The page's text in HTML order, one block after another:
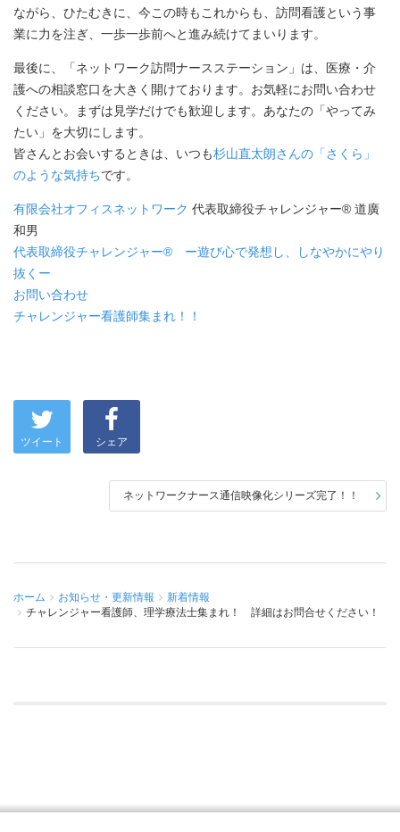
ながら、ひたむきに、今この時もこれからも、訪問看護という事
業に力を注ぎ、一歩一歩前へと進み続けてまいります。
最後に、「ネットワーク訪問ナースステーション」は、医療・介
護への相談窓口を大きく開けております。お気軽にお問い合わせ
ください。まずは見学だけでも歓迎します。あなたの「やってみ
たい」を大切にします。
皆さんとお会いするときは、いつも杉山直太朗さんの「さくら」
のような気持ちです。
有限会社オフィスネットワーク 代表取締役チャレンジャー® 道廣
和男
代表取締役チャレンジャー® ー遊び心で発想し、しなやかにやり
抜くー
お問い合わせ
チャレンジャー看護師集まれ！！
ツイート シェア
ネットワークナース通信映像化シリーズ完了！！
ホーム お知らせ・更新情報
新着情報
チャレンジャー看護師、理学療法士集まれ！ 詳細はお問合せください！